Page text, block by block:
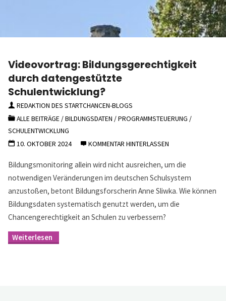
Videovortrag: Bildungsgerechtigkeit
durch datengestützte
Schulentwicklung?
REDAKTION DES STARTCHANCEN-BLOGS
ALLE BEITRÄGE/BILDUNGSDATEN /PROGRAMMSTEUERUNG /
SCHULENTWICKLUNG
10. OKTOBER 2024
KOMMENTAR HINTERLASSEN
Bildungsmonitoring allein wird nicht ausreichen, um die
notwendigen Veränderungen im deutschen Schulsystem
anzustoßen, betont Bildungsforscherin Anne Sliwka. Wie können
Bildungsdaten systematisch genutzt werden, um die
Chancengerechtigkeit an Schulen zu verbessern?
Bildungsgerechtigkeit